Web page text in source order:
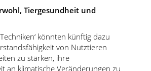
Tiergesundheit und
könnten künftig dazu
von Nutztieren
zu stärken, ihre
an klimatische Veränderungen zu